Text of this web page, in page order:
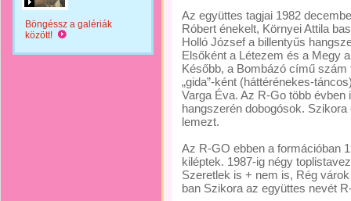
Böngéssz a galériák
között!
Az együttes tagjai 1982
Róbert énekelt, Környei Attila
Holló József a billentyűs
Elsőként a Létezem és a Megy
Később, a Bombázó című
„gida”-ként (háttérénekes-
Varga Éva. Az R-Go több
hangszerén dobogósok.
lemezt.
Az R-GO ebben a formációban
kiléptek. 1987-ig négy
Szeretlek is + nem is, Rég
ban Szikora az együttes nevét